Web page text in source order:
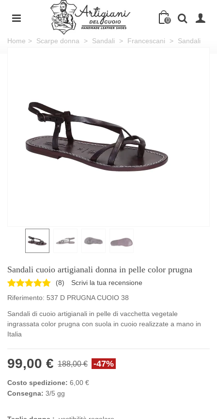
0
Home > Scarpe donna > Sandali > Francescani >
Sandali
Sandali cuoio artigianali donna in pelle color prugna
(8)
Scrivi la tua recensione
Riferimento: 537 D PRUGNA CUOIO 38
Sandali di cuoio artigianali in pelle di vacchetta vegetale
ingrassata color prugna con suola in cuoio realizzate a mano in
Italia
99,00 € 188,00 € -47%
Costo spedizione: 6,00 €
Consegna: 3/5 gg